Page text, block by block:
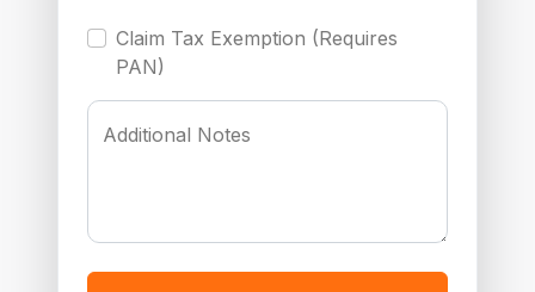
Claim Tax Exemption (Requires
PAN)
Additional Notes